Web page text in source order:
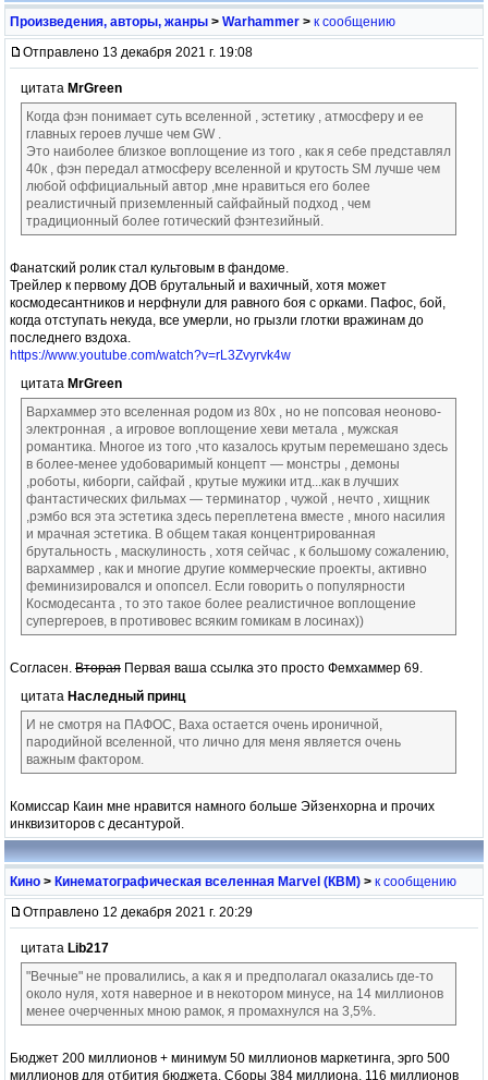
Произведения, авторы, жанры > Warhammer > к сообщению
Отправлено 13 декабря 2021 г. 19:08
цитата MrGreen
Когда фэн понимает суть вселенной , эстетику , атмосферу и ее
главных героев лучше чем GW .
Это наиболее близкое воплощение из того , как я себе представлял
40к , фэн передал атмосферу вселенной и крутость SM лучше чем
любой оффициальный автор ,мне нравиться его более
реалистичный приземленный сайфайный подход , чем
традиционный более готический фэнтезийный.
Фанатский ролик стал культовым в фандоме.
Трейлер к первому ДОВ брутальный и вахичный, хотя может
космодесантников и нерфнули для равного боя с орками. Пафос, бой,
когда отступать некуда, все умерли, но грызли глотки вражинам до
последнего вздоха.
https://www.youtube.com/watch?v=rL3Zvyrvk4w
цитата MrGreen
Вархаммер это вселенная родом из 80х , но не попсовая неоново-
электронная , а игровое воплощение хеви метала , мужская
романтика. Многое из того ,что казалось крутым перемешано здесь
в более-менее удобоваримый концепт — монстры , демоны
,роботы, киборги, сайфай , крутые мужики итд...как в лучших
фантастических фильмах — терминатор , чужой , нечто , хищник
,рэмбо вся эта эстетика здесь переплетена вместе , много насилия
и мрачная эстетика. В общем такая концентрированная
брутальность , маскулиность , хотя сейчас , к большому сожалению,
вархаммер , как и многие другие коммерческие проекты, активно
феминизировался и опопсел. Если говорить о популярности
Космодесанта , то это такое более реалистичное воплощение
супергероев, в противовес всяким гомикам в лосинах))
Согласен. Вторая Первая ваша ссылка это просто Фемхаммер 69.
цитата Наследный принц
И не смотря на ПАФОС, Ваха остается очень ироничной,
пародийной вселенной, что лично для меня является очень
важным фактором.
Комиссар Каин мне нравится намного больше Эйзенхорна и прочих
инквизиторов с десантурой.
Кино > Кинематографическая вселенная Marvel (КВМ) > к сообщению
Отправлено 12 декабря 2021 г. 20:29
цитата Lib217
"Вечные" не провалились, а как я и предполагал оказались где-то
около нуля, хотя наверное и в некотором минусе, на 14 миллионов
менее очерченных мною рамок, я промахнулся на 3,5%.
Бюджет 200 миллионов + минимум 50 миллионов маркетинга, эрго 500
миллионов для отбития бюджета. Сборы 384 миллиона, 116 миллионов